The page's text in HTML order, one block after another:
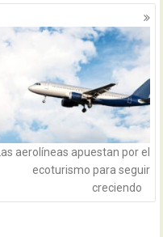
Las aerolíneas apuestan por el
ecoturismo para seguir
creciendo